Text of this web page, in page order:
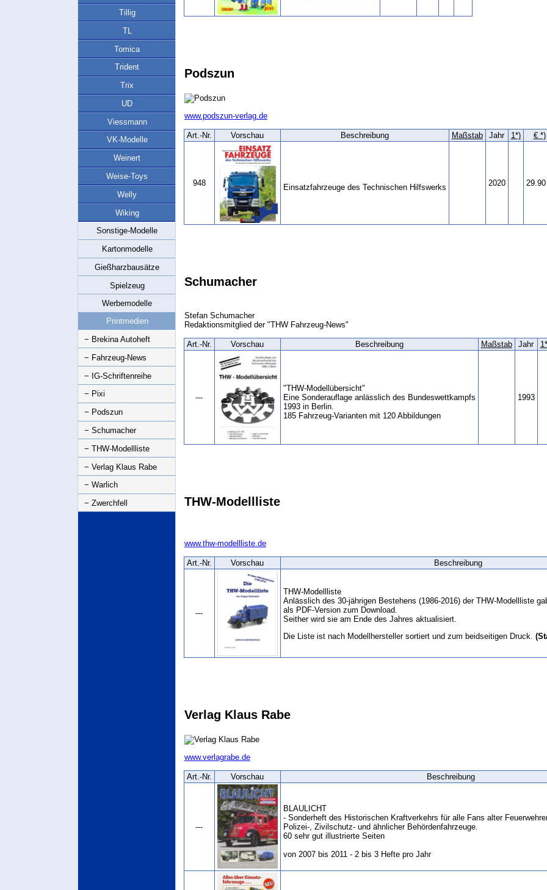
Tillig
TL
Tomica
Trident
Trix
UD
Viessmann
VK-Modelle
Weinert
Weise-Toys
Welly
Wiking
Sonstige-Modelle
Kartonmodelle
Gießharzbausätze
Spielzeug
Werbemodelle
Printmedien
− Brekina Autoheft
− Fahrzeug-News
− IG-Schriftenreihe
− Pixi
− Podszun
− Schumacher
− THW-Modellliste
− Verlag Klaus Rabe
− Warlich
− Zwerchfell
Podszun
www.podszun-verlag.de
Art.‑Nr. Vorschau Beschreibung Maßstab Jahr 1*) € *)
948 Einsatzfahrzeuge des Technischen Hilfswerks 2020
Schumacher
Stefan Schumacher
Redaktionsmitglied der "THW Fahrzeug-News"
Art.‑Nr. Vorschau Beschreibung Maßstab Jahr
---
"THW-Modellübersicht"
Eine Sonderauflage anlässlich des Bundeswettkampfs
1993 in Berlin.
185 Fahrzeug-Varianten mit 120 Abbildungen
1993
THW-Modellliste
www.thw-modellliste.de
Art.‑Nr. Vorschau Beschreibung
---
THW-Modellliste
Anlässlich des 30-jährigen Bestehens (1986-2016) der THW-Modellliste
als PDF-Version zum Download.
Seither wird sie am Ende des Jahres aktualisiert.
Die Liste ist nach Modellhersteller sortiert und zum beidseitigen Druck.
Verlag Klaus Rabe
www.verlagrabe.de
Art.‑Nr. Vorschau Beschreibung
---
BLAULICHT
- Sonderheft des Historischen Kraftverkehrs für alle Fans alter
Polizei-, Zivilschutz- und ähnlicher Behördenfahrzeuge.
60 sehr gut illustrierte Seiten
von 2007 bis 2011 - 2 bis 3 Hefte pro Jahr